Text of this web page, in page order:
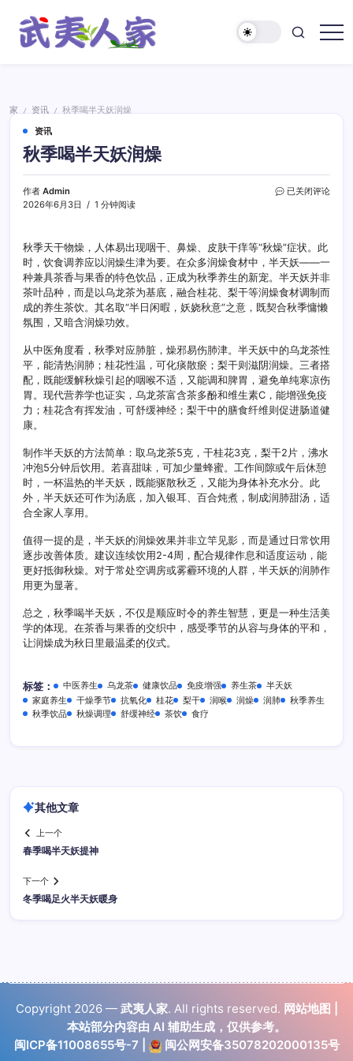
家
家 / 资讯 /
秋季喝半天妖润燥
资讯
秋季喝半天妖润燥
作者 Admin
2026年6月3日
1 分钟阅读
秋
天
妖
润
燥
已关闭评论
秋季天干物燥，人体易出现咽干、鼻燥、皮肤干痒等“秋燥”症状。此
时，饮食调养应以润燥生津为要。在众多润燥食材中，半天妖——一
种兼具茶香与果香的特色饮品，正成为秋季养生的新宠。半天妖并非
茶叶品种，而是以乌龙茶为基底，融合桂花、梨干等润燥食材调制而
成的养生茶饮。其名取“半日闲暇，妖娆秋意”之意，既契合秋季慵懒
氛围，又暗含润燥功效。
从中医角度看，秋季对应肺脏，燥邪易伤肺津。半天妖中的乌龙茶性
平，能清热润肺；桂花性温，可化痰散瘀；梨干则滋阴润燥。三者搭
配，既能缓解秋燥引起的咽喉不适，又能调和脾胃，避免单纯寒凉伤
胃。现代营养学也证实，乌龙茶富含茶多酚和维生素C，能增强免疫
力；桂花含有挥发油，可舒缓神经；梨干中的膳食纤维则促进肠道健
康。
制作半天妖的方法简单：取乌龙茶5克，干桂花3克，梨干2片，沸水
冲泡5分钟后饮用。若喜甜味，可加少量蜂蜜。工作间隙或午后休憩
时，一杯温热的半天妖，既能驱散秋乏，又能为身体补充水分。此
外，半天妖还可作为汤底，加入银耳、百合炖煮，制成润肺甜汤，适
合全家人享用。
值得一提的是，半天妖的润燥效果并非立竿见影，而是通过日常饮用
逐步改善体质。建议连续饮用2-4周，配合规律作息和适度运动，能
更好抵御秋燥。对于常处空调房或雾霾环境的人群，半天妖的润肺作
用更为显著。
总之，秋季喝半天妖，不仅是顺应时令的养生智慧，更是一种生活美
学的体现。在茶香与果香的交织中，感受季节的从容与身体的平和，
让润燥成为秋日里最温柔的仪式。
标签： 中医养生 乌龙茶 健康饮品 免疫增强 养生茶
半天妖
家庭养生
干燥季节 抗氧化 桂花 梨干 润喉 润燥 润肺
秋季养生
秋季饮品
秋燥调理 舒缓神经 茶饮 食疗
其他文章
上一个
春季喝半天妖提神
下一个
冬季喝足火半天妖暖身
Copyright 2026 — 武夷人家. All rights reserved. 网站地图
本站部分内容由 AI 辅助生成，仅供参考。
闽ICP备11008655号-7
闽公网安备35078202000135号